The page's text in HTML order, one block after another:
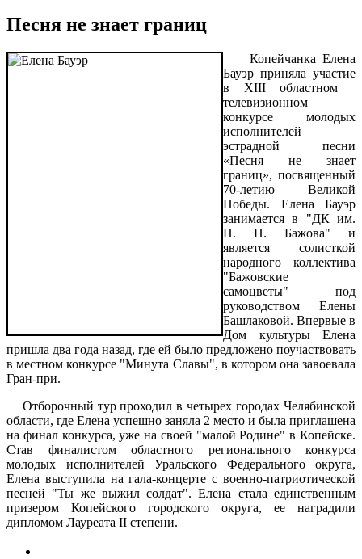
Песня не знает границ
Копейчанка Елена
Бауэр приняла участие
в XIII областном
телевизионном
конкурсе молодых
исполнителей
эстрадной песни
«Песня не знает
границ», посвященный
70-летию Великой
Победы. Елена Бауэр
занимается в "ДК им.
П. П. Бажова" и
является солисткой
народного коллектива
"Бажовские
самоцветы" под
руководством Елены
Башлаковой. Впервые в
Дом культуры Елена
пришла два года назад, где ей было предложено поучаствовать
в местном конкурсе "Минута Славы", в котором она завоевала
Гран-при.
Отборочный тур проходил в четырех городах Челябинской
области, где Елена успешно заняла 2 место и была приглашена
на финал конкурса, уже на своей "малой Родине" в Копейске.
Став финалистом областного регионального конкурса
молодых исполнителей Уральского Федерального округа,
Елена выступила на гала-концерте с военно-патриотической
песней "Ты же выжил солдат". Елена стала единственным
призером Копейского городского округа, ее наградили
дипломом Лауреата II степени.